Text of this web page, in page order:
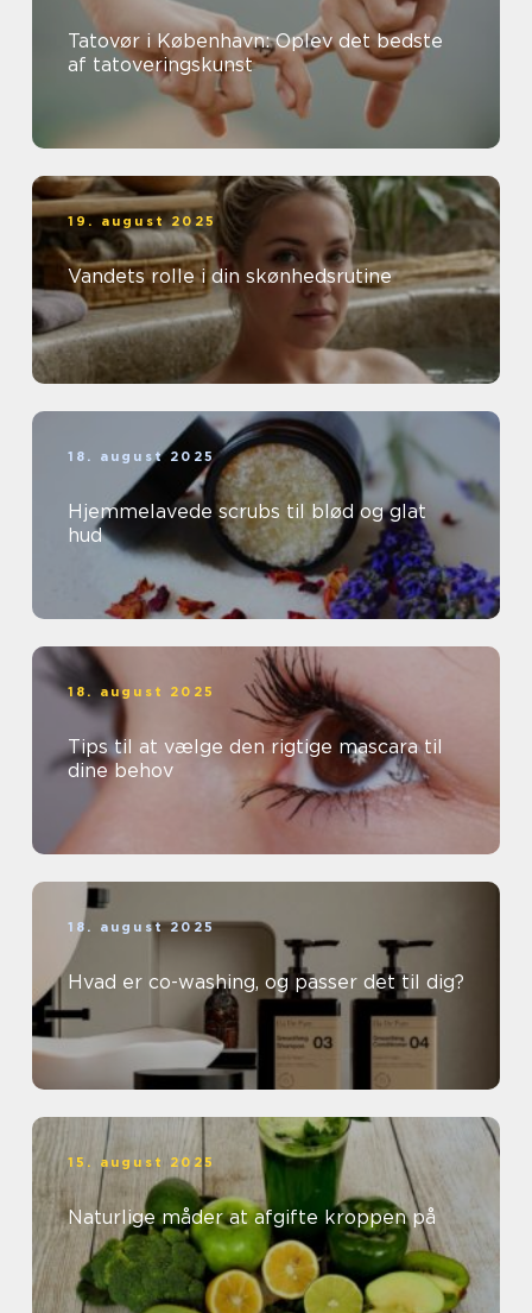
Tatovør i København: Oplev det bedste
af tatoveringskunst
19. august 2025
Vandets rolle i din skønhedsrutine
18. august 2025
Hjemmelavede scrubs til blød og glat
hud
18. august 2025
Tips til at vælge den rigtige mascara til
dine behov
18. august 2025
Hvad er co-washing, og passer det til dig?
15. august 2025
Naturlige måder at afgifte kroppen på